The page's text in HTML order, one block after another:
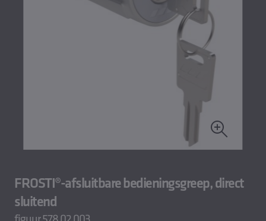
FROSTI®-afsluitbare bedieningsgreep, direct
sluitend